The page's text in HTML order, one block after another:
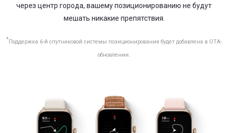
через центр города, вашему позиционированию не будут
мешать никакие препятствия.
*Поддержка 6-й спутниковой системы позиционирования будет добавлена в ОТА-
обновлении.